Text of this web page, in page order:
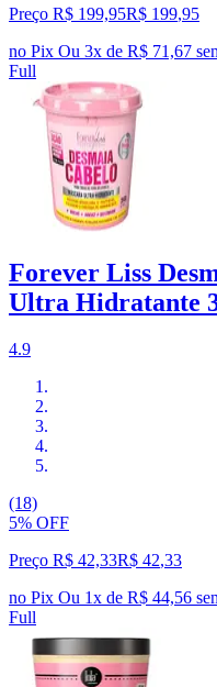
Preço R$ 199,95R$ 199,95
no Pix Ou 3x de R$ 71,67
Full
Forever Liss
Ultra Hidratante
4.9
(18)
5% OFF
Preço R$ 42,33R$ 42,33
no Pix Ou 1x de R$ 44,56
Full